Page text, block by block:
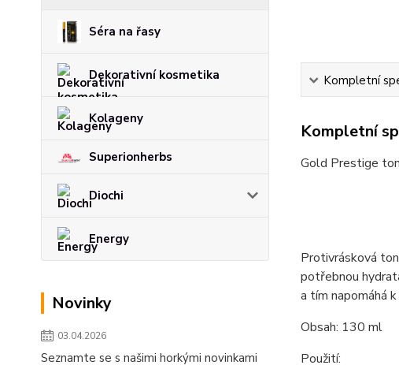
Séra na řasy
Dekorativní kosmetika
Kolageny
Superionherbs
Diochi
Energy
Novinky
03.04.2026
Seznamte se s našimi horkými novinkami
Kompletní
Kompletní
Gold Prestige
Protivrásková
potřebnou
a tím napomáhá
Obsah: 130 ml
Použití: